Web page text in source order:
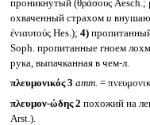
проникнутый (θράσους Aesch.;
охваченный страхом и
ἐνιαυτούς Hes.); 4)
Soph. пропитанные гноем
рука, выпачканная в чем-л.
πλευμονικός 3 атт. =
πλευμον-ώδης 2 похожий на
Arst.).